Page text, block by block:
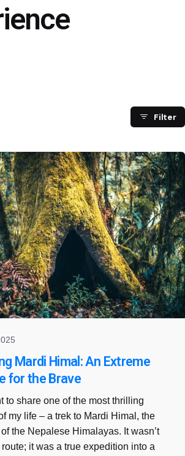
Filter
Mardi Himal: An Extreme
for the Brave
to share one of the most thrilling
my life – a trek to Mardi Himal, the
the Nepalese Himalayas. It wasn’t
it was a true expedition into a